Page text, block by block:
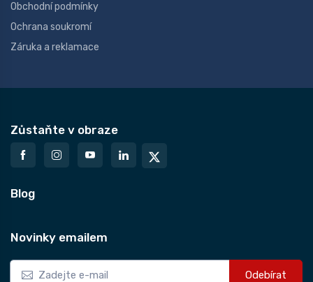
Obchodní podmínky
Ochrana soukromí
Záruka a reklamace
Zůstaňte v obraze
Blog
Novinky emailem
Odebírat